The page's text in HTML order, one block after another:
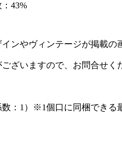
43%
ンやヴィンテージが掲載の
ざいますので、お問合せく
数：1）※1個口に同梱できる